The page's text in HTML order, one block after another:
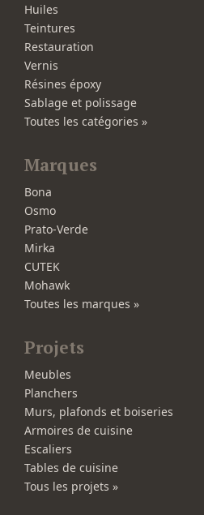
Huiles
Teintures
Restauration
Vernis
Résines époxy
Sablage et polissage
Toutes les catégories »
Marques
Bona
Osmo
Prato-Verde
Mirka
CUTEK
Mohawk
Toutes les marques »
Projets
Meubles
Planchers
Murs, plafonds et boiseries
Armoires de cuisine
Escaliers
Tables de cuisine
Tous les projets »